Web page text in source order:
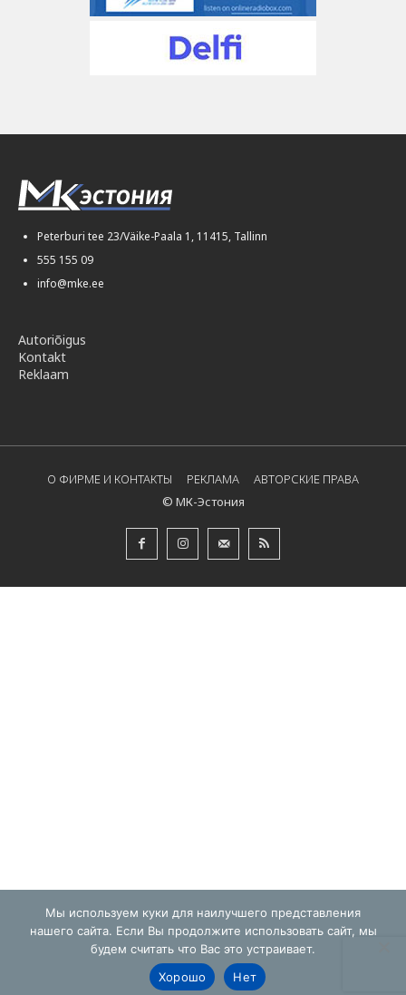
Peterburi tee 23/Väike-Paala 1, 11415, Tallinn
555 155 09
info@mke.ee
Autoriõigus
Kontakt
Reklaam
О ФИРМЕ И КОНТАКТЫ РЕКЛАМА
АВТОРСКИЕ ПРАВА
© МК-Эстония
Мы используем куки для наилучшего представления
нашего сайта. Если Вы продолжите использовать сайт, мы
будем считать что Вас это устраивает.
Хорошо
Нет